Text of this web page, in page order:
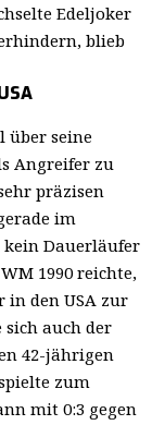
Edeljoker
blieb
über seine
Angreifer zu
präzisen
im
Dauerläufer
1990 reichte,
in den USA zur
sich auch der
42-jährigen
zum
mit 0:3 gegen